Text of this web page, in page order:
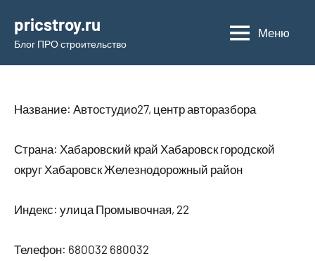
содержимому
pricstroy.ru
Блог ПРО строительство
Меню
Название: Автостудио27, центр авторазбора
Страна: Хабаровский край Хабаровск городской
округ Хабаровск Железнодорожный район
Индекс: улица Промывочная, 22
Телефон: 680032 680032